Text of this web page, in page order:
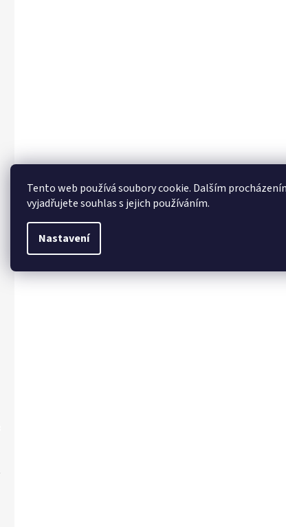
Tento web používá soubory cookie. Dalším
vyjadřujete souhlas s jejich používáním.
Nastavení